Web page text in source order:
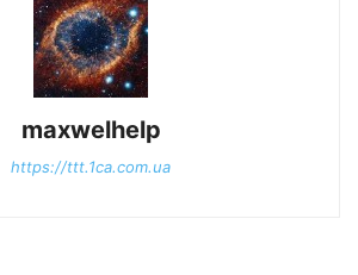
maxwelhelp
https://ttt.1ca.com.ua